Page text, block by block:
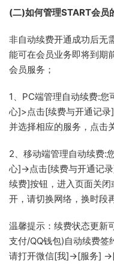
(二)如何管理START会员
非自动续费开通成功后无
能可在会员业务即将到期
会员服务；
1、PC端管理自动续费:您
心]>点击[续费与开通记
并选择相应的服务，点击
2、移动端管理自动续费:
心]->点击[续费与开通记
续费]按钮，进入页面关
开，请切换网络，换时段
温馨提示：续费状态更新
支付/QQ钱包)自动续费签
请打开微信[我]->[服务] -